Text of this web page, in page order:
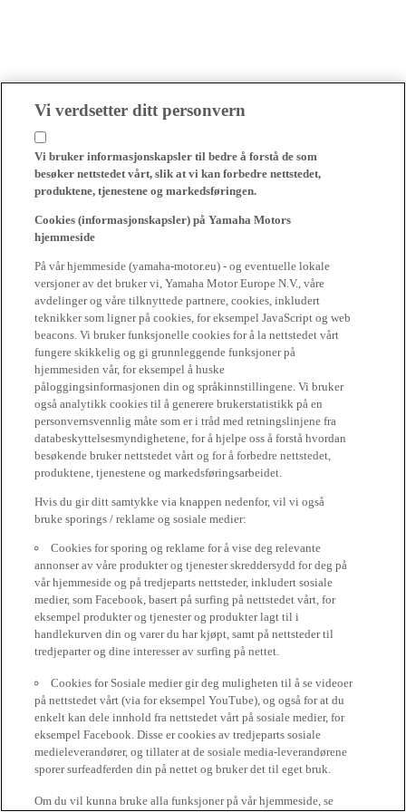
Vi verdsetter ditt personvern
Vi bruker informasjonskapsler til bedre å forstå de som
besøker nettstedet vårt, slik at vi kan forbedre nettstedet,
produktene, tjenestene og markedsføringen.
Cookies (informasjonskapsler) på Yamaha Motors
hjemmeside
På vår hjemmeside (yamaha-motor.eu) - og eventuelle lokale
versjoner av det bruker vi, Yamaha Motor Europe N.V., våre
avdelinger og våre tilknyttede partnere, cookies, inkludert
teknikker som ligner på cookies, for eksempel JavaScript og web
beacons. Vi bruker funksjonelle cookies for å la nettstedet vårt
fungere skikkelig og gi grunnleggende funksjoner på
hjemmesiden vår, for eksempel å huske
påloggingsinformasjonen din og språkinnstillingene. Vi bruker
også analytikk cookies til å generere brukerstatistikk på en
personvernsvennlig måte som er i tråd med retningslinjene fra
databeskyttelsesmyndighetene, for å hjelpe oss å forstå hvordan
besøkende bruker nettstedet vårt og for å forbedre nettstedet,
produktene, tjenestene og markedsføringsarbeidet.
Hvis du gir ditt samtykke via knappen nedenfor, vil vi også
bruke sporings / reklame og sosiale medier:
Cookies for sporing og reklame for å vise deg relevante
annonser av våre produkter og tjenester skreddersydd for deg på
vår hjemmeside og på tredjeparts nettsteder, inkludert sosiale
medier, som Facebook, basert på surfing på nettstedet vårt, for
eksempel produkter og tjenester og produkter lagt til i
handlekurven din og varer du har kjøpt, samt på nettsteder til
tredjeparter og dine interesser av surfing på nettet.
Cookies for Sosiale medier gir deg muligheten til å se videoer
på nettstedet vårt (via for eksempel YouTube), og også for at du
enkelt kan dele innhold fra nettstedet vårt på sosiale medier, for
eksempel Facebook. Disse er cookies av tredjeparts sosiale
medieleverandører, og tillater at de sosiale media-leverandørene
sporer surfeadferden din på nettet og bruker det til eget bruk.
Om du vil kunna bruke alla funksjoner på vår hjemmeside, se